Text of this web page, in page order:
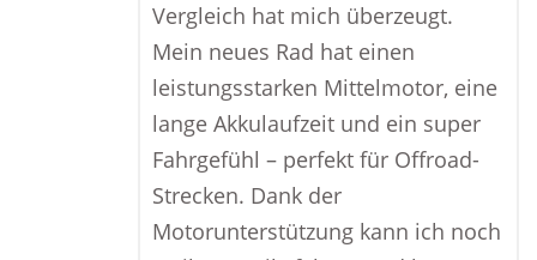
Vergleich hat mich überzeugt.
Mein neues Rad hat einen
leistungsstarken Mittelmotor, eine
lange Akkulaufzeit und ein super
Fahrgefühl – perfekt für Offroad-
Strecken. Dank der
Motorunterstützung kann ich noch